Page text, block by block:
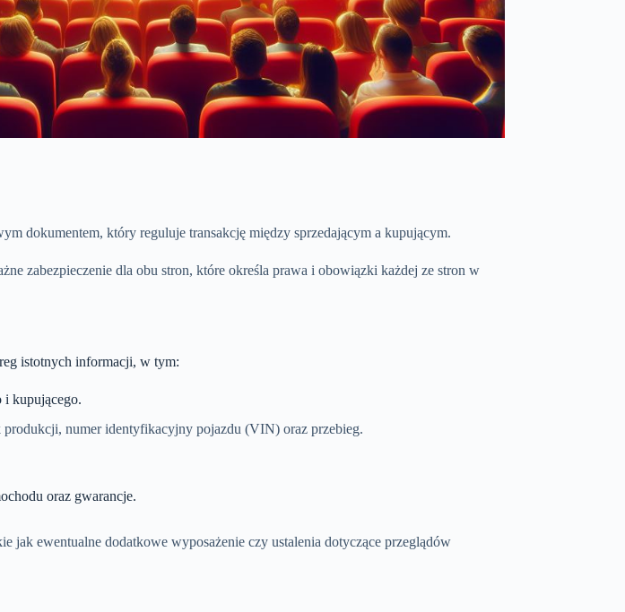
dokumentem, który reguluje transakcję między sprzedającym a kupującym.
zabezpieczenie dla obu stron, które określa prawa i obowiązki każdej ze stron w
istotnych informacji, w tym:
i kupującego.
numer identyfikacyjny pojazdu (VIN) oraz przebieg.
oraz gwarancje.
jak ewentualne dodatkowe wyposażenie czy ustalenia dotyczące przeglądów